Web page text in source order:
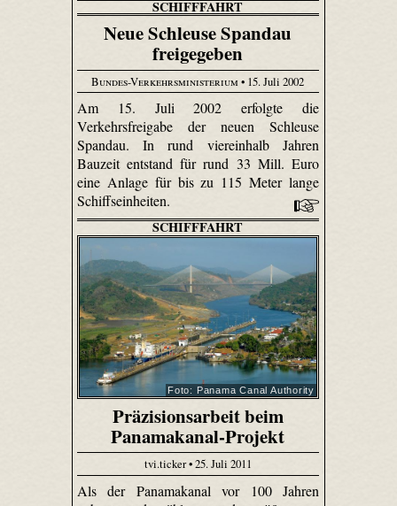
SCHIFFFAHRT
Neue Schleuse Spandau
freigegeben
Bundes-Verkehrsministerium• 15. Juli 2002
Am 15. Juli 2002 erfolgte die
Verkehrsfreigabe der neuen Schleuse
Spandau. In rund viereinhalb Jahren
Bauzeit entstand für rund 33 Mill. Euro
eine Anlage für bis zu 115 Meter lange
Schiffseinheiten.
SCHIFFFAHRT
Foto: Panama Canal Authority
Präzisionsarbeit beim
Panamakanal-Projekt
tvi.ticker • 25. Juli 2011
Als der Panamakanal vor 100 Jahren